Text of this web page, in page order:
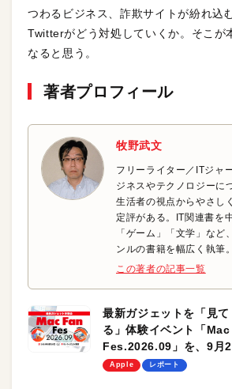
つわるビジネス、詐欺サイトが紛れ込
Twitterがどう対処していくか。そこが
なると思う。
著者プロフィール
牧野武文
フリーライター／ITジャ
ジネスやテクノロジーに
生活者の視点からやさし
定評がある。IT関連書を
「ゲーム」「文学」など
ンルの書籍を幅広く執筆。
この著者の記事一覧
最新ガジェットを「見
る」体験イベント「
Fes.2026.09」を、9月
します！
Apple レポート